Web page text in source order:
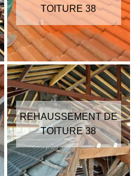
TOITURE 38
REHAUSSEMENT DE
TOITURE 38